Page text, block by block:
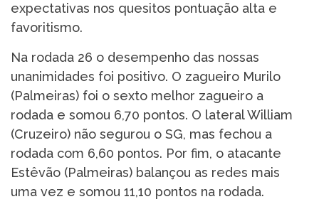
expectativas nos quesitos pontuação alta e
favoritismo.
Na rodada 26 o desempenho das nossas
unanimidades foi positivo. O zagueiro Murilo
(Palmeiras) foi o sexto melhor zagueiro a
rodada e somou 6,70 pontos. O lateral William
(Cruzeiro) não segurou o SG, mas fechou a
rodada com 6,60 pontos. Por fim, o atacante
Estêvão (Palmeiras) balançou as redes mais
uma vez e somou 11,10 pontos na rodada.